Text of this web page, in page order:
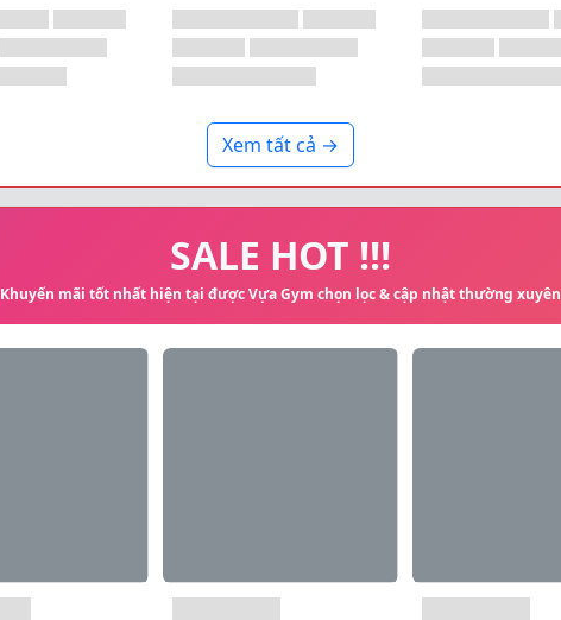
Xem tất cả →
SALE HOT !!!
Khuyến mãi tốt nhất hiện tại được Vựa Gym chọn lọc & cập nhật thường xuyên